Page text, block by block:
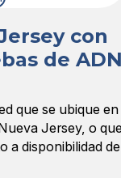
con
de
que se ubique en
Jersey, o
a disponibilidad